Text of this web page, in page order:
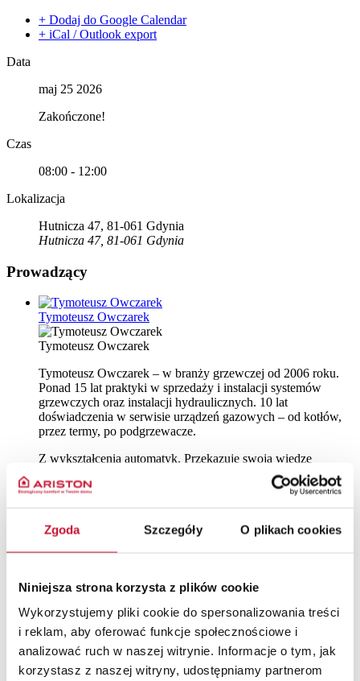
Zgoda Szczegóły O plikach cookies
Niniejsza strona korzysta z plików cookie
Wykorzystujemy pliki cookie do spersonalizowania treści
i reklam, aby oferować funkcje społecznościowe i
analizować ruch w naszej witrynie. Informacje o tym, jak
korzystasz z naszej witryny, udostępniamy partnerom
+ Dodaj do Google Calendar
+ iCal / Outlook export
Data
maj 25 2026
Zakończone!
Czas
08:00 - 12:00
Lokalizacja
Hutnicza 47, 81-061 Gdynia
Hutnicza 47, 81-061 Gdynia
Prowadzący
Tymoteusz Owczarek
Tymoteusz Owczarek
Tymoteusz Owczarek – w branży grzewczej od 2006 roku.
Ponad 15 lat praktyki w sprzedaży i instalacji systemów
grzewczych oraz instalacji hydraulicznych. 10 lat
doświadczenia w serwisie urządzeń gazowych – od kotłów,
przez termy, po podgrzewacze.
Z wykształcenia automatyk. Przekazuje swoją wiedzę
podczas szkoleń w przystępny sposób, bo doskonale zna
realia pracy instalatora. Łączy wiedzę techniczną z praktyką i
Poleć to wydarzenie